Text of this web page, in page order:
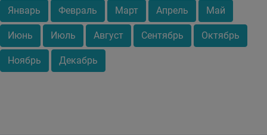
Январь Февраль Март Апрель Май
Июнь Июль Август Сентябрь Октябрь
Ноябрь Декабрь